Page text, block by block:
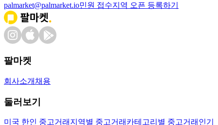
palmarket@palmarket.io민원 접수지역 오픈 등록하기
팔마켓
회사소개 채용
둘러보기
미국 한인 중고거래 지역별 중고거래 카테고리별 중고거래 인기